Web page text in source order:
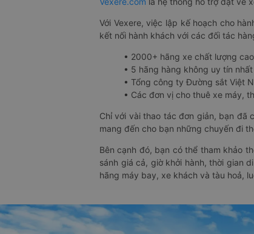
Với Vexere, việc lập kế hoạch cho
kết nối hành khách với các đối tác
• 2000+ hãng xe chất lượng
• 5 hãng hàng không uy tín
• Tổng công ty Đường sắt Việt
• Các đơn vị cho thuê xe máy,
Chỉ với vài thao tác đơn giản, bạn đã
mang đến cho bạn những chuyến đi
Bên cạnh đó, bạn có thể tham khảo
sánh giá cả, giờ khởi hành, thời gian
hãng máy bay, xe khách và tàu hoả,